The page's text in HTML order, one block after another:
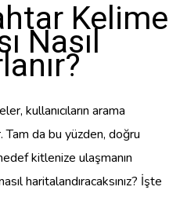
Kelime
Nasıl
kullanıcıların arama
Tam da bu yüzden, doğru
kitlenize ulaşmanın
haritalandıracaksınız? İşte